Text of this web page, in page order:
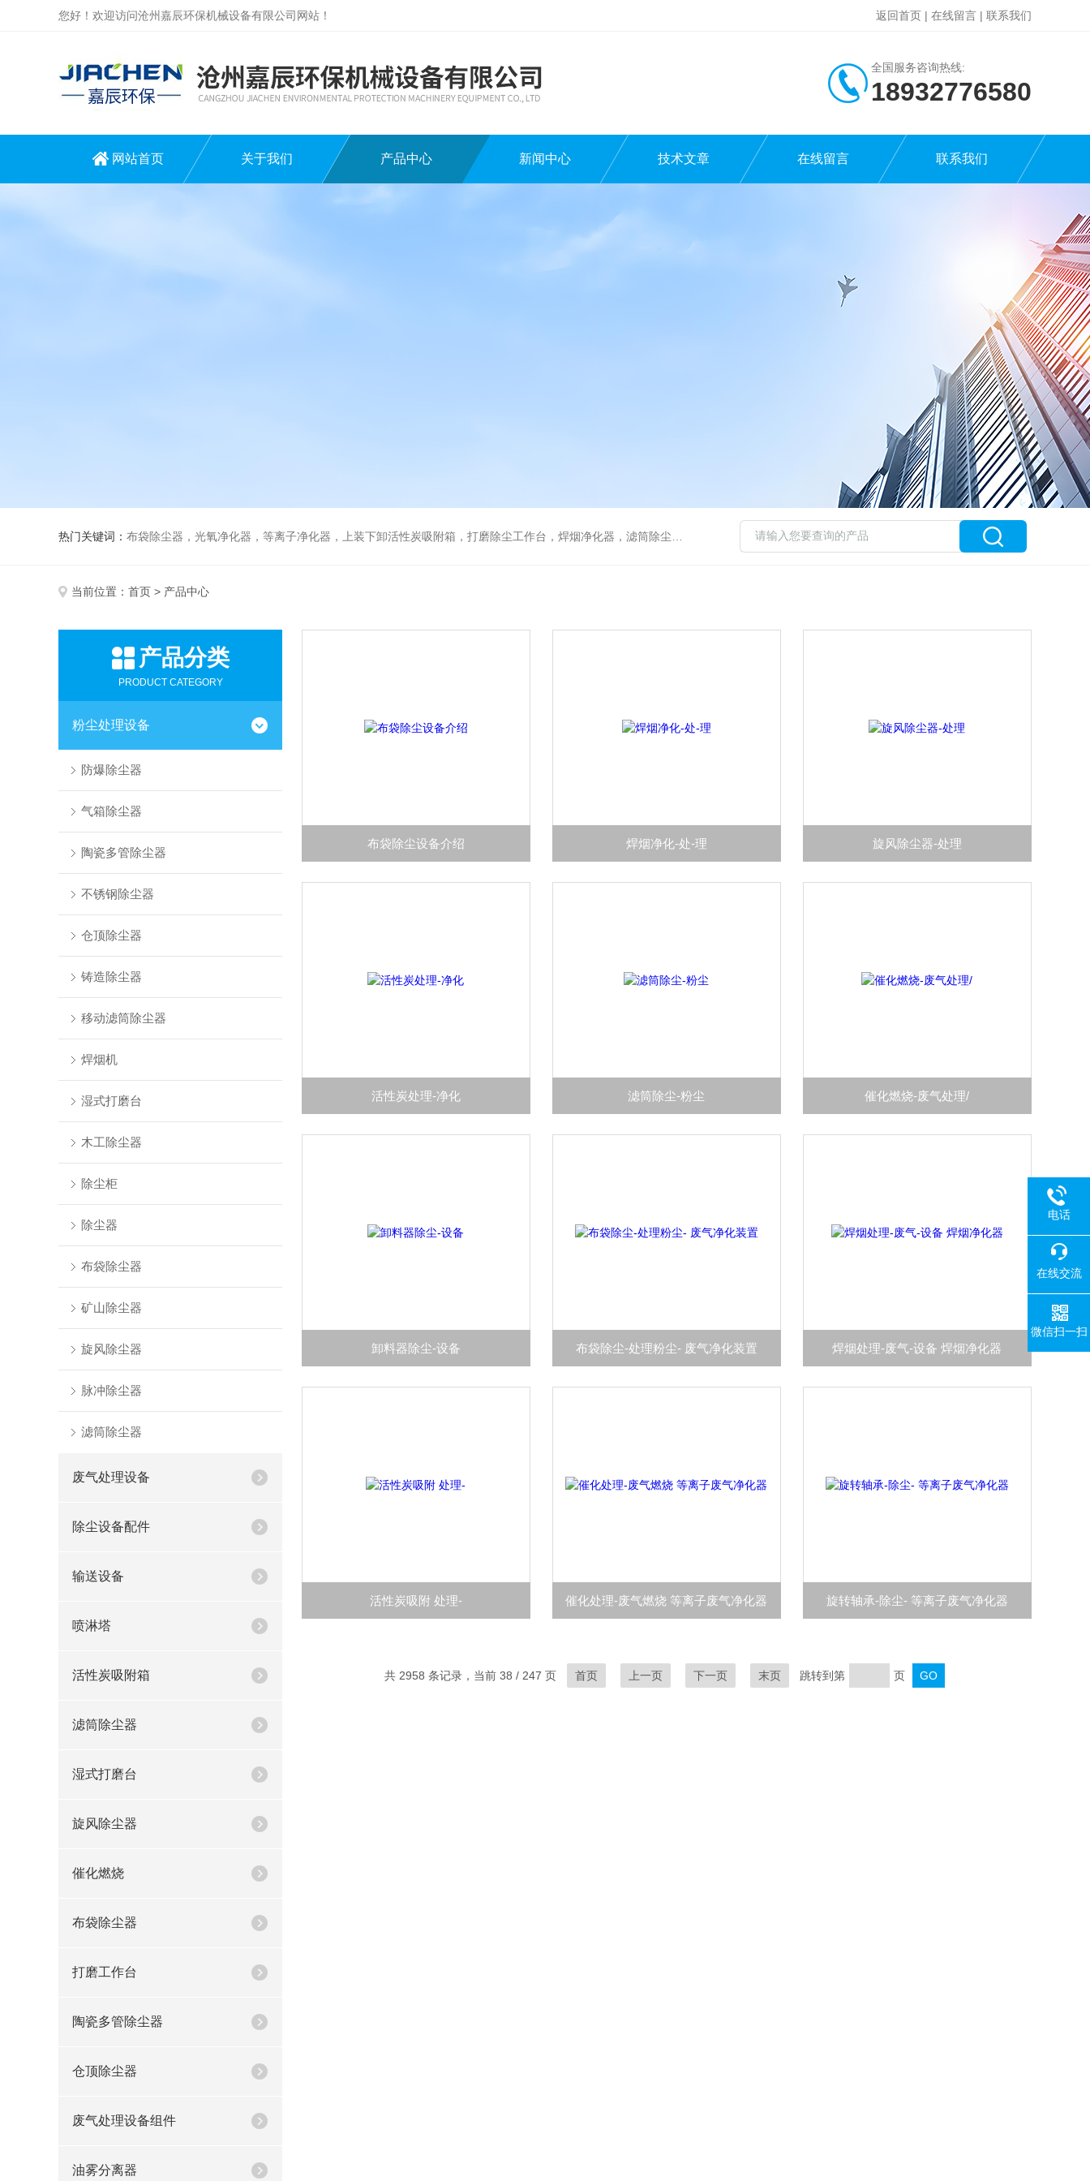
您好！欢迎访问沧州嘉辰环保机械设备有限公司网站！ 返回首页 | 在线留言 | 联系我们
全国服务咨询热线:
18932776580
网站首页 关于我们 产品中心 新闻中心 技术文章 在线留言 联系我们
热门关键词： 布袋除尘器，光氧净化器，等离子净化器，上装下卸活性炭吸附箱，打磨除尘工作台，焊烟净化器，滤筒除尘器，旋风除尘器，除尘设备配件，喷淋塔
当前位置： 首页 > 产品中心
产品分类
PRODUCT CATEGORY
粉尘处理设备
防爆除尘器
气箱除尘器
陶瓷多管除尘器
不锈钢除尘器
仓顶除尘器
铸造除尘器
移动滤筒除尘器
焊烟机
湿式打磨台
木工除尘器
除尘柜
除尘器
布袋除尘器
矿山除尘器
旋风除尘器
脉冲除尘器
滤筒除尘器
废气处理设备
除尘设备配件
输送设备
喷淋塔
活性炭吸附箱
滤筒除尘器
湿式打磨台
旋风除尘器
催化燃烧
布袋除尘器
打磨工作台
陶瓷多管除尘器
仓顶除尘器
废气处理设备组件
油雾分离器
布袋除尘设备介绍 焊烟净化-处-理 旋风除尘器-处理
活性炭处理-净化 滤筒除尘-粉尘 催化燃烧-废气处理/
卸料器除尘-设备 布袋除尘-处理粉尘- 废气净化装置 焊烟处理-废气-设备 焊烟净化器
活性炭吸附 处理- 催化处理-废气燃烧 等离子废气净化器 旋转轴承-除尘- 等离子废气净化器
共 2958 条记录，当前 38 / 247 页 首页 上一页 下一页 末页 跳转到第 页
电话
在线交流
微信扫一扫